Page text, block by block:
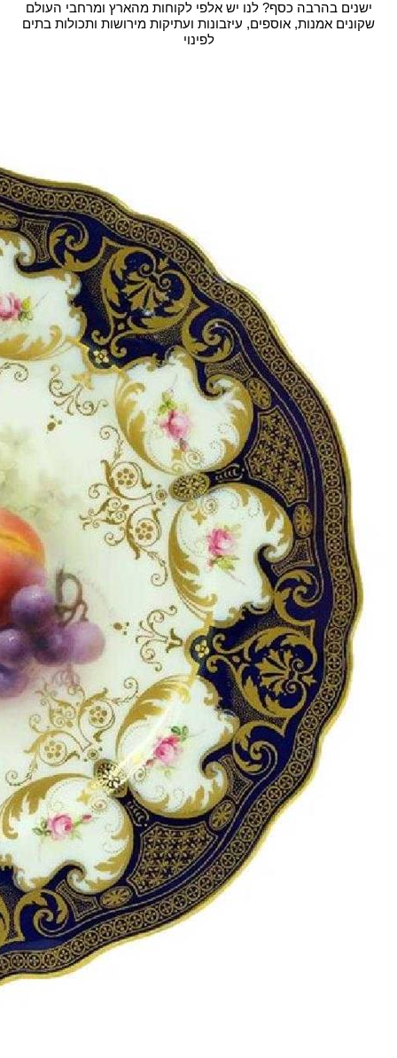
ישנים בהרבה כסף? לנו יש אלפי לקוחות מהארץ ומרחבי העולם
שקונים אמנות, אוספים, עיזבונות ועתיקות מירושות ותכולות בתים
לפינוי